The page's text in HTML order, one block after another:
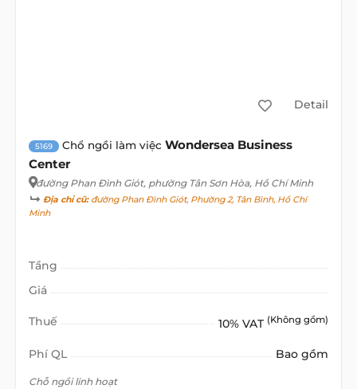
Detail
5169 Chổ ngồi làm việc Wondersea Business
Center
đường Phan Đình Giót, phường Tân Sơn Hòa, Hồ Chí Minh
Địa chỉ cũ:đường Phan Đình Giót, Phường 2, Tân Bình, Hồ Chí
Minh
Tầng
Giá
Thuế 10% VAT (Không gồm)
Phí QL Bao gồm
Chỗ ngồi linh hoạt